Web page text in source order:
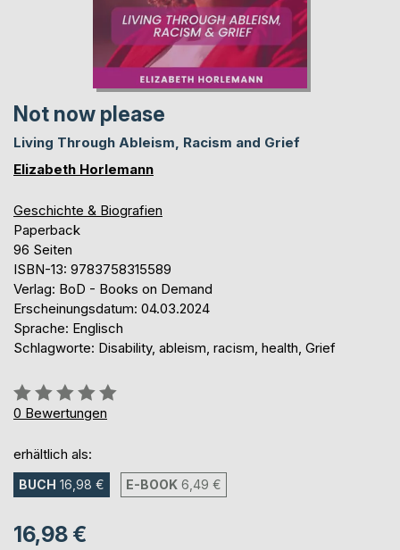
Not now please
Living Through Ableism, Racism and Grief
Elizabeth Horlemann
Geschichte & Biografien
Paperback
96 Seiten
ISBN-13: 9783758315589
Verlag: BoD - Books on Demand
Erscheinungsdatum: 04.03.2024
Sprache: Englisch
Schlagworte: Disability, ableism, racism, health, Grief
Bewertung::
0%
0 Bewertungen
erhältlich als:
BUCH 16,98 € E-BOOK 6,49 €
16,98 €